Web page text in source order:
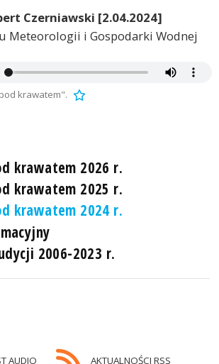
Czerniawski [2.04.2024]
Meteorologii i Gospodarki Wodnej
krawatem".
krawatem 2026 r.
krawatem 2025 r.
krawatem 2024 r.
2006-2023 r.
AUDIO AKTUALNOŚCI RSS